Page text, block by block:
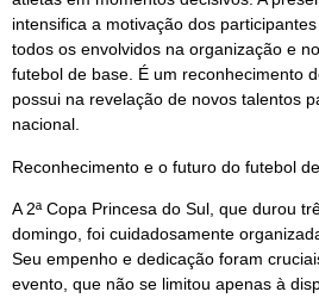
intensifica a motivação dos
todos os envolvidos na organização e
futebol de base. É um reconhecimento
possui na revelação de novos talentos
nacional.
Reconhecimento e o futuro do futebol
A 2ª Copa Princesa do Sul, que durou
domingo, foi cuidadosamente
Seu empenho e dedicação foram
evento, que não se limitou apenas à